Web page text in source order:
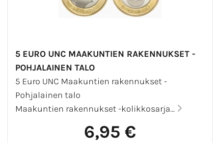
5 EURO UNC MAAKUNTIEN RAKENNUKSET -
POHJALAINEN TALO
5 Euro UNC Maakuntien rakennukset -
Pohjalainen talo
Maakuntien rakennukset -kolikkosarja...
6,95 €